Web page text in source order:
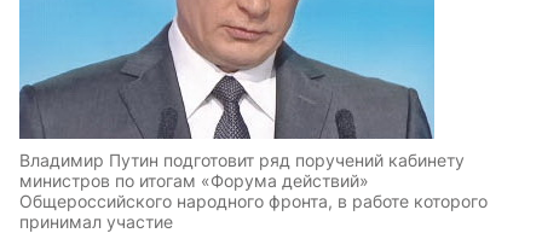
Владимир Путин подготовит ряд поручений кабинету
министров по итогам «Форума действий»
Общероссийского народного фронта, в работе которого
принимал участие